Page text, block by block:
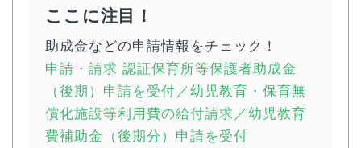
ここに注目！
助成金などの申請情報をチェック！
申請・請求 認証保育所等保護者助成金
（後期）申請を受付／幼児教育・保育無
償化施設等利用費の給付請求／幼児教育
費補助金（後期分）申請を受付